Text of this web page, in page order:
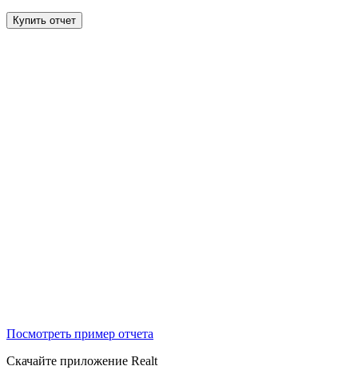
Купить отчет
Посмотреть пример отчета
Скачайте приложение Realt